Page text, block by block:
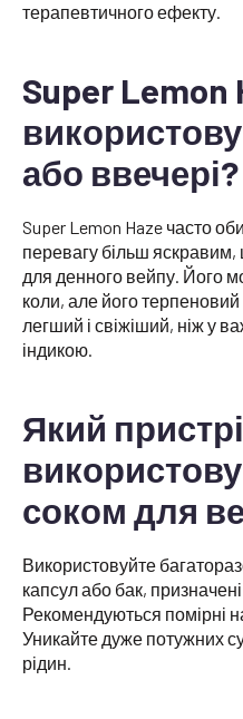
терапевтичного ефекту.
Super Lemon
або ввечері?
Super Lemon Haze часто
перевагу більш
для денного вейпу. Його
коли, але його
легший і свіжіший, ніж у
індикою.
Який
соком для
Використовуйте
капсул або бак,
Рекомендуються помірні
Уникайте дуже потужних
рідин.